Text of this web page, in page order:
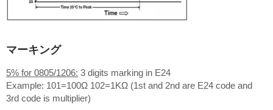
マーキング
5% for 0805/1206: 3 digits marking in E24
Example: 101=100Ω 102=1KΩ (1st and 2nd are E24 code and
3rd code is multiplier)